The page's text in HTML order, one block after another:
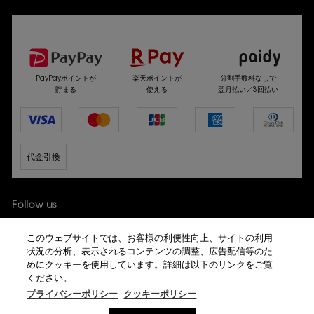
PayPayポイントが
貯まる
楽天ポイントが
使える
分割手数料なしで
翌月払い／3回払い
代金引換
Follow us
このウェブサイトでは、お客様の利便性向上、サイトの利用
状況の分析、表示されるコンテンツの調整、広告配信等のた
めにクッキーを使用しています。詳細は以下のリンクをご覧
ください。
プライバシーポリシー
クッキーポリシー